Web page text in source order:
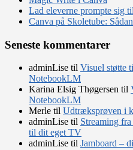
Lad eleverne prompte sig
Canva på Skoletube:
Seneste kommentarer
adminLise til Visuel støtte
NotebookLM
Karina Elsig Thøgersen til
NotebookLM
Merle til Udtræksprøven i
adminLise til Streaming
til dit eget TV
adminLise til Jamboard –